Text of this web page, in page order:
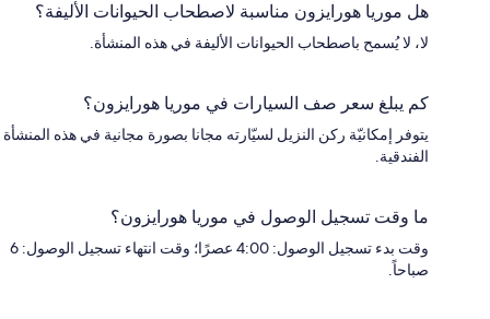
هل موريا هورايزون مناسبة لاصطحاب الحيوانات الأليفة؟
لا، لا يُسمح باصطحاب الحيوانات الأليفة في هذه المنشأة.
كم يبلغ سعر صف السيارات في موريا هورايزون؟
يتوفر إمكانيّة ركن النزيل لسيّارته مجانا بصورة مجانية في هذه المنشأة
الفندقية.
ما وقت تسجيل الوصول في موريا هورايزون؟
وقت بدء تسجيل الوصول: 4:00 عصرًا؛ وقت انتهاء تسجيل الوصول: 6
صباحاً.